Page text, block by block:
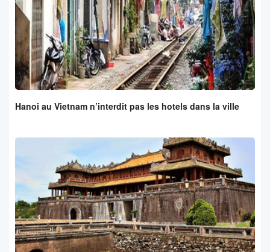
Hanoi au Vietnam n’interdit pas les hotels dans la ville